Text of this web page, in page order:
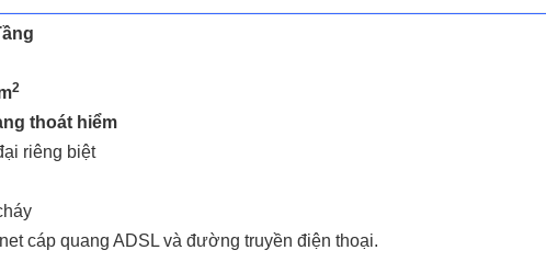
2
thoát hiểm
riêng biệt
cáp quang ADSL và đường truyền điện thoại.